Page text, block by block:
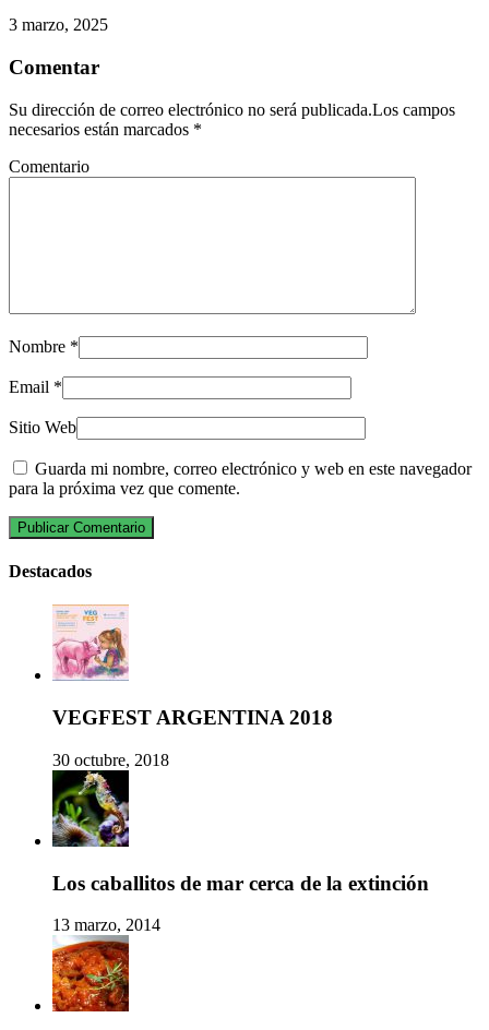
3 marzo, 2025
Comentar
Su dirección de correo electrónico no será publicada.Los campos
necesarios están marcados *
Comentario
Nombre *
Email *
Sitio Web
Guarda mi nombre, correo electrónico y web en este navegador
para la próxima vez que comente.
Destacados
VEGFEST ARGENTINA 2018
30 octubre, 2018
Los caballitos de mar cerca de la extinción
13 marzo, 2014